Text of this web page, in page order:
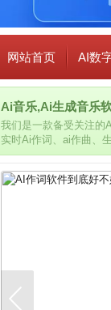
网站首页 AI数
Ai音乐,Ai生成音乐
我们是一款备受关注的
实时Ai作词、ai作曲、